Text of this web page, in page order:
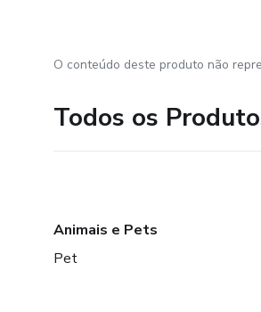
O conteúdo deste produto não
Todos os
Animais e Pets
Pet